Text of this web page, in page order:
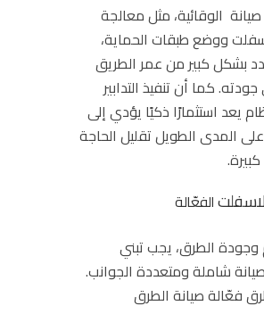
صيانة الوقائية، مثل معالجة
ووضع طبقات الحماية،
بشكل كبير من عمر الطريق
كما أن تنفيذ التدابير
يعد استثمارًا ذكيًا يؤدي إلى
المدى الطويل تقليل الحاجة
الفعّالة
الطرق، يجب تبني
صيانة شاملة ومتعددة الجوانب.
فعّالةصيانة الطرق